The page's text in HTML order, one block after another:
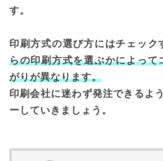
す。
印刷方式の選び方にはチェッ
らの印刷方式を選ぶかによっ
がりが異なります。
印刷会社に迷わず発注できるよ
ーしていきましょう。